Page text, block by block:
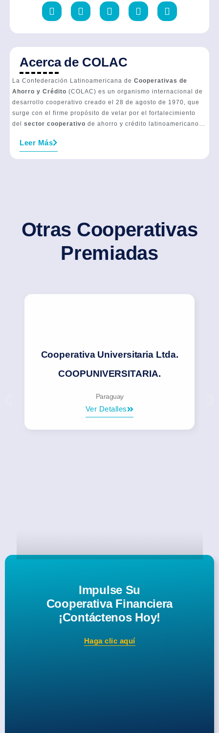
Acerca de COLAC
La Confederación Latinoamericana de Cooperativas de
Ahorro y Crédito (COLAC) es un organismo internacional de
desarrollo cooperativo creado el 28 de agosto de 1970, que
surge con el firme propósito de velar por el fortalecimiento
del sector cooperativo de ahorro y crédito latinoamericano…
Leer Más
Otras Cooperativas
Premiadas
Cooperativa Universitaria Ltda.
COOPUNIVERSITARIA.
Paraguay
Ver Detalles
Impulse Su
Cooperativa Financiera
¡Contáctenos Hoy!
Haga clic aquí